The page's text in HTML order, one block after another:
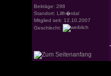
Beiträge: 298
Standort: Lillh�rdal
Mitglied seit: 12.10.2007
Geschlecht: